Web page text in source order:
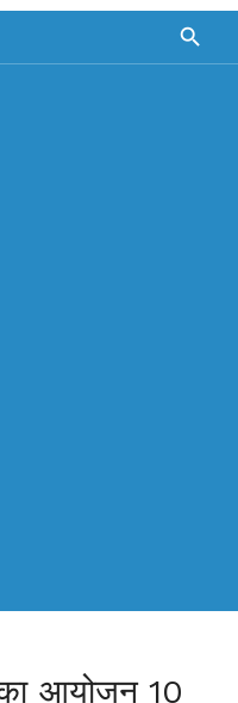
आयोजन 10